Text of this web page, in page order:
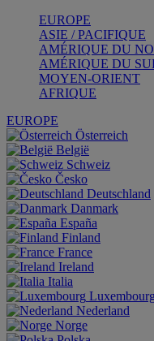
EUROPE
ASIE / PACIFIQUE
AMÉRIQUE DU
AMÉRIQUE DU
MOYEN-ORIENT
AFRIQUE
EUROPE
Österreich
België
Schweiz
Česko
Deutschland
Danmark
España
Finland
France
Ireland
Italia
Luxembourg
Nederland
Norge